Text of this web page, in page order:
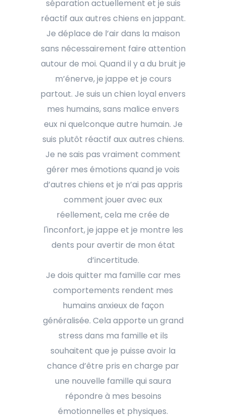
séparation actuellement et je suis
réactif aux autres chiens en jappant.
Je déplace de l’air dans la maison
sans nécessairement faire attention
autour de moi. Quand il y a du bruit je
m’énerve, je jappe et je cours
partout. Je suis un chien loyal envers
mes humains, sans malice envers
eux ni quelconque autre humain. Je
suis plutôt réactif aux autres chiens.
Je ne sais pas vraiment comment
gérer mes émotions quand je vois
d’autres chiens et je n’ai pas appris
comment jouer avec eux
réellement, cela me crée de
l'inconfort, je jappe et je montre les
dents pour avertir de mon état
d’incertitude.
Je dois quitter ma famille car mes
comportements rendent mes
humains anxieux de façon
généralisée. Cela apporte un grand
stress dans ma famille et ils
souhaitent que je puisse avoir la
chance d’être pris en charge par
une nouvelle famille qui saura
répondre à mes besoins
émotionnelles et physiques.